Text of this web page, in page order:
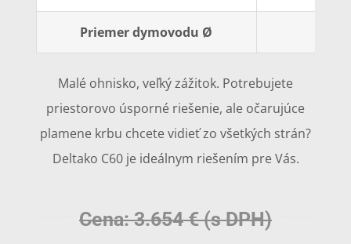
Priemer dymovodu Ø
Malé ohnisko, veľký zážitok. Potrebujete
priestorovo úsporné riešenie, ale očarujúce
plamene krbu chcete vidieť zo všetkých strán?
Deltako C60 je ideálnym riešením pre Vás.
Cena: 3.654 € (s DPH)